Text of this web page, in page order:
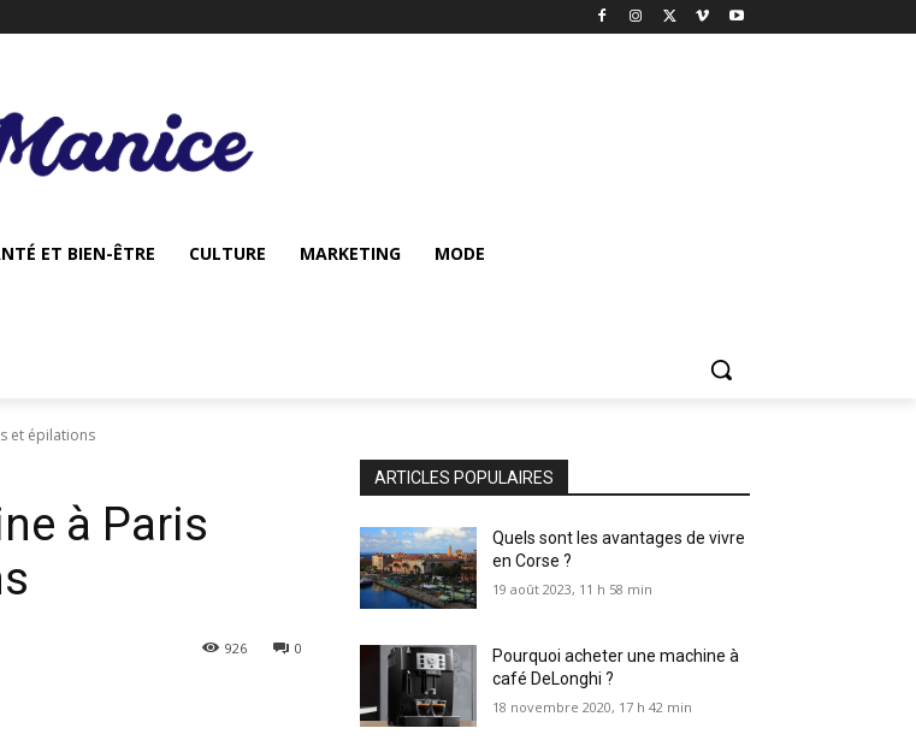
ET BIEN-ÊTRE CULTURE MARKETING MODE
et épilations
à Paris
0
926
ARTICLES POPULAIRES
Quels sont les avantages de vivre
en Corse ?
19 août 2023, 11 h 58 min
Pourquoi acheter une machine à
café DeLonghi ?
18 novembre 2020, 17 h 42 min